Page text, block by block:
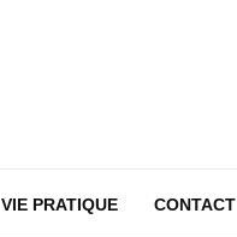
VIE PRATIQUE CONTACT